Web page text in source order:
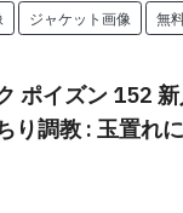
ジャケット画像 無
ポイズン 152
り調教 : 玉置れに